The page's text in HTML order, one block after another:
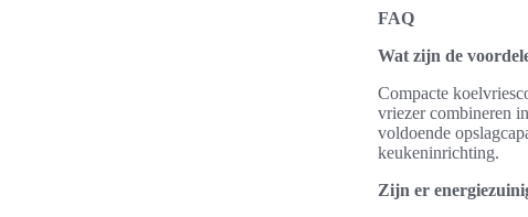
FAQ
Wat zijn de
Compacte
vriezer combineren
voldoende
keukeninrichting.
Zijn er